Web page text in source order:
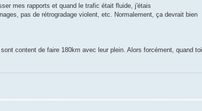
mes rapports et quand le trafic était fluide, j'étais
pas de rétrogradage violent, etc. Normalement, ça devrait bien
content de faire 180km avec leur plein. Alors forcément, quand toi